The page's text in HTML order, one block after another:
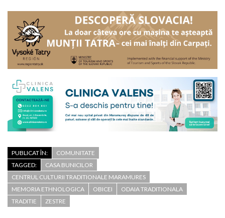
PUBLICAT ÎN:
COMUNITATE
TAGGED:
CASA BUNICILOR
CENTRUL CULTURII TRADITIONALE MARAMURES
MEMORIA ETHNOLOGICA
OBICEI
ODAIA TRADITIONALA
TRADITIE
ZESTRE